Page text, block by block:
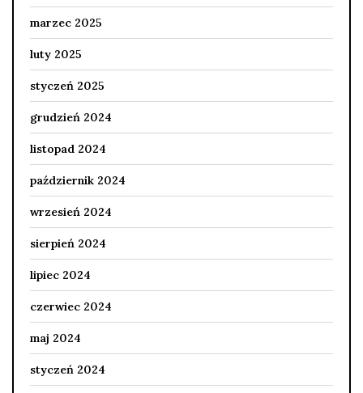
marzec 2025
luty 2025
styczeń 2025
grudzień 2024
listopad 2024
październik 2024
wrzesień 2024
sierpień 2024
lipiec 2024
czerwiec 2024
maj 2024
styczeń 2024